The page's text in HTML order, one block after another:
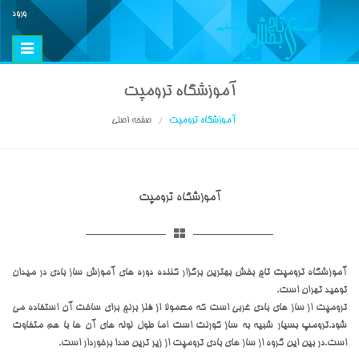
ورود
Toggle
آموزشگاه ترومپت
آموزشگاه ترومپت صفحه اصلی
آموزشگاه ترومپت
آموزشگاه ترومپت تاج بخش بهترین برگزار کننده دوره های آموزش ساز بادی در میدان
توحید تهران است.
ترومپت از ساز های بادی غربی است که معمولا از فلز برنج برای ساخت آن استفاده می
شود.ترومپ بسیار شبیه به ساز کورنت است اما طول لوله های آن ها با هم متفاوت
است.در بین این گروه از ساز های بادی ترومپت از زیر ترین صدا برخوردار است.